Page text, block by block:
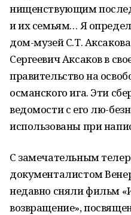
нищенствующим
и их семьям… Я
дом-музей С.Т.
Сергеевич Аксаков в
правительство на
османского ига. Эти
ведомости с его лю-
использованы при
С замечательным
документалистом
недавно сняли фильм
возвращение»,